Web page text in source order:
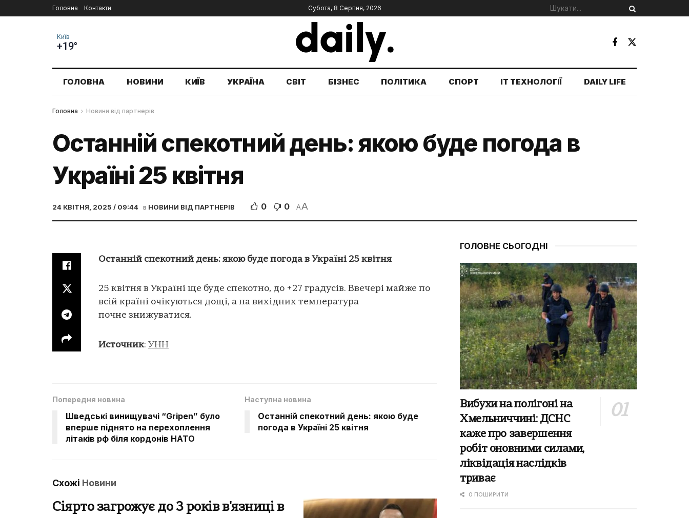
Головна Контакти Субота, 8 Серпня, 2026
Київ
+19°
ГОЛОВНА НОВИНИ КИЇВ УКРАЇНА СВІТ БІЗНЕС ПОЛІТИКА СПОРТ IT ТЕХНОЛОГІЇ DAILY LIFE
Головна Новини від партнерів
Останній спекотний день: якою буде погода в
Україні 25 квітня
24 КВІТНЯ, 2025 / 09:44 в НОВИНИ ВІД ПАРТНЕРІВ 0 0 AA
Останній спекотний день: якою буде погода в Україні 25 квітня
25 квітня в Україні ще буде спекотно, до +27 градусів. Ввечері майже по
всій країні очікуються дощі, а на вихідних температура
почне знижуватися.
Источник: УНН
Попередня новина
Шведські винищувачі “Gripen” було
вперше піднято на перехоплення
літаків рф біля кордонів НАТО
Наступна новина
Останній спекотний день: якою буде
погода в Україні 25 квітня
Схожі Новини
Сіярто загрожує до 3 років в'язниці в
ГОЛОВНЕ СЬОГОДНІ
Вибухи на полігоні на
Хмельниччині: ДСНС
каже про завершення
робіт оновними силами,
ліквідація наслідків
триває
0 ПОШИРИТИ